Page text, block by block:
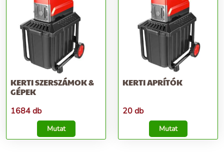
KERTI SZERSZÁMOK &
GÉPEK
1684 db
Mutat
KERTI APRÍTÓK
20 db
Mutat